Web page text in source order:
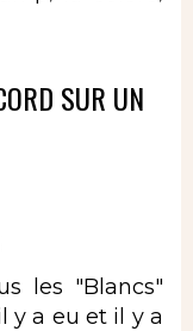
SUR UN
les "Blancs"
y a eu et il y a